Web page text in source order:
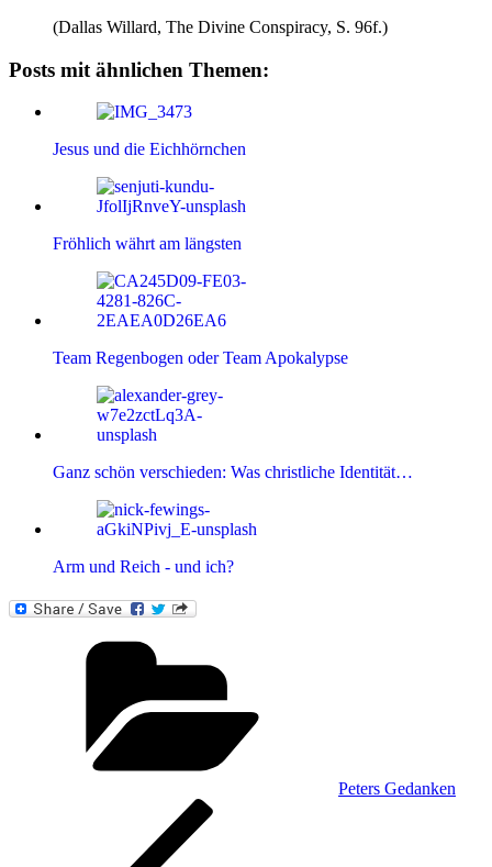
(Dallas Willard, The Divine Conspiracy, S. 96f.)
Posts mit ähnlichen Themen:
Jesus und die Eichhörnchen
Fröhlich währt am längsten
Team Regenbogen oder Team Apokalypse
Ganz schön verschieden: Was christliche Identität…
Arm und Reich - und ich?
Peters Gedanken
Beitragsnavigation